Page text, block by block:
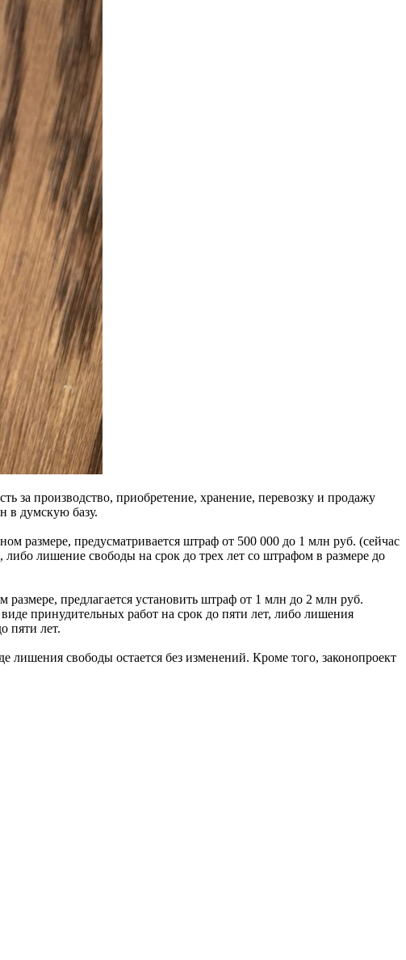
за производство, приобретение, хранение, перевозку и продажу
в думскую базу.
размере, предусматривается штраф от 500 000 до 1 млн руб. (сейчас
либо лишение свободы на срок до трех лет со штрафом в размере до
предлагается установить штраф от 1 млн до 2 млн руб.
принудительных работ на срок до пяти лет, либо лишения
пяти лет.
лишения свободы остается без изменений. Кроме того, законопроект